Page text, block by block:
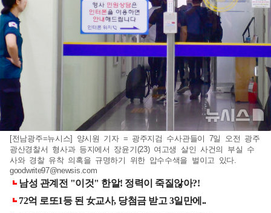
[전남광주=뉴시스] 양시원 기자 = 광주지검 수사관들이 7일 오전 광주
광산경찰서 형사과 등지에서 장윤기(23) 여고생 살인 사건의 부실 수
사와 경찰 유착 의혹을 규명하기 위한 압수수색을 벌이고 있다.
goodwrite97@newsis.com